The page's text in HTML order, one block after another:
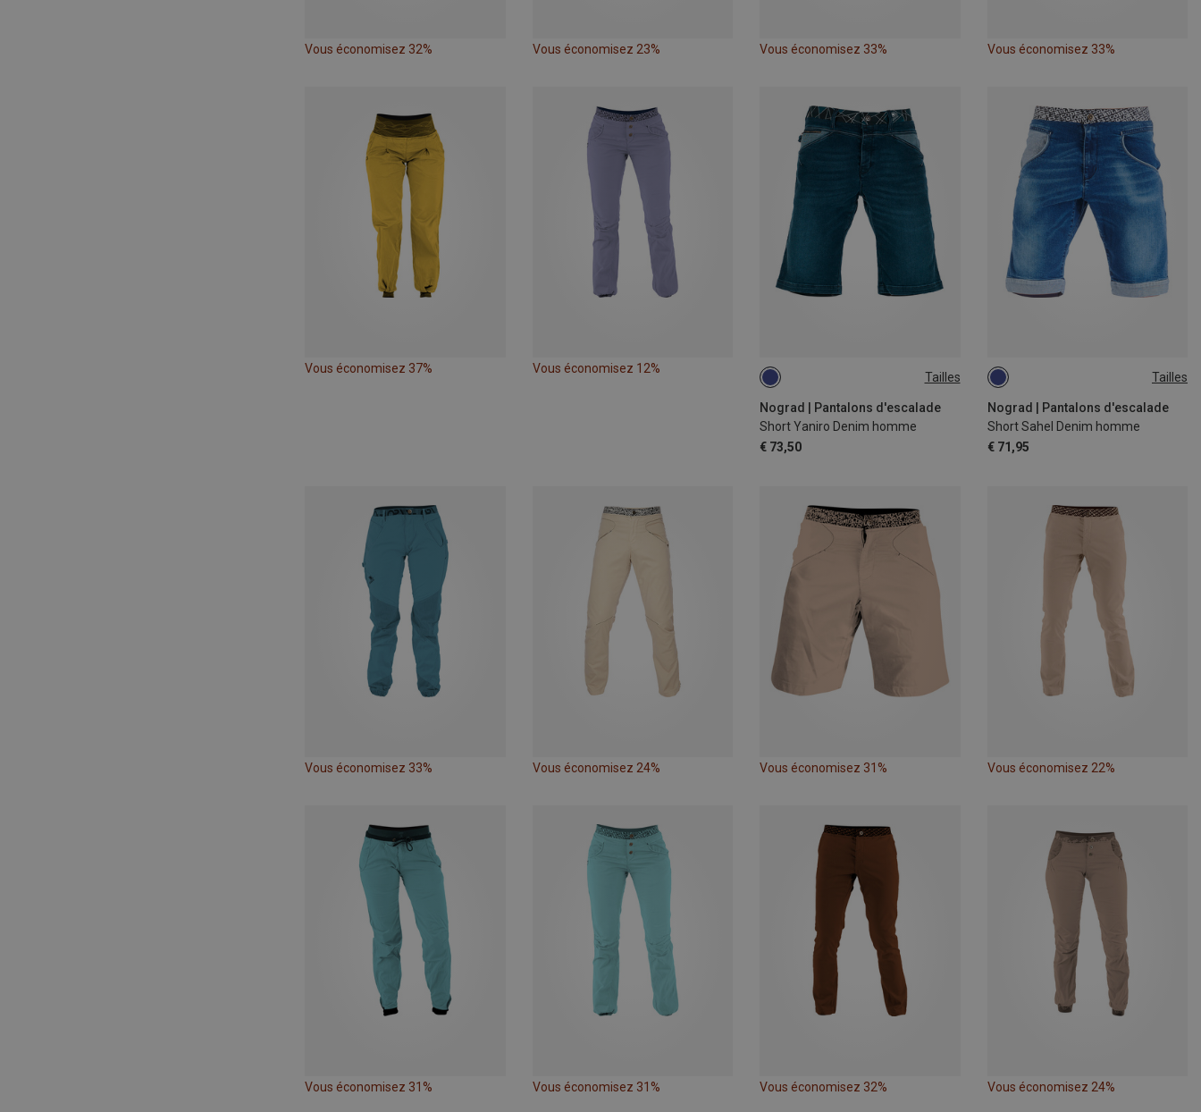
Vous économisez 32% Vous économisez 23% Vous économisez 33% Vous économisez 33%
Vous économisez 37% Vous économisez 12%
Tailles
Nograd | Pantalons d'escalade
Short Yaniro Denim homme
€ 73,50
S Tailles
Nograd | Pantalons d'escalade
Short Sahel Denim homme
€ 71,95
XL
Vous économisez 33% Vous économisez 24% Vous économisez 31% Vous économisez 22%
Vous économisez 31% Vous économisez 31% Vous économisez 32% Vous économisez 24%